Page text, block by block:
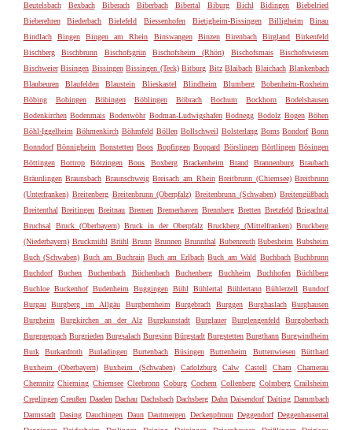
Beutelsbach
Bexbach Biberach Biberbach Bibertal Biburg Bichl Bidingen
Biebelried
Bieberehren
Biederbach Bielefeld Biessenhofen Bietigheim-Bissingen Billigheim
Binau
Bindlach
Bingen Bingen am Rhein Binswangen Binzen Birenbach Birgland
Birkenfeld
Bischberg
Bischbrunn Bischofsgrün Bischofsheim (Rhön) Bischofsmais
Bischofswiesen
Bischweier Bisingen Bissingen Bissingen (Teck) Bitburg Bitz Blaibach Blaichach Blankenbach
Blaubeuren
Blaufelden Blaustein Blieskastel Blindheim Blumberg
Bobenheim-Roxheim
Böbing
Bobingen Böbingen Böblingen Böbrach Bochum Bockhorn
Bodelshausen
Bodenkirchen Bodenmais Bodenwöhr Bodman-Ludwigshafen Bodnegg Bodolz Bogen Böhen
Böhl-Iggelheim Böhmenkirch Böhmfeld Böllen Bollschweil Bolsterlang Boms Bondorf Bonn
Bonndorf Bönnigheim Bonstetten Boos Bopfingen Boppard Börslingen Börtlingen Bösingen
Böttingen
Bottrop Bötzingen Bous Boxberg Brackenheim Brand Brannenburg
Braubach
Bräunlingen Braunsbach Braunschweig Breisach am Rhein Breitbrunn (Chiemsee) Breitbrunn
(Unterfranken) Breitenberg Breitenbrunn (Oberpfalz) Breitenbrunn (Schwaben) Breitengüßbach
Breitenthal Breitingen Breitnau Bremen Bremerhaven Brennberg Bretten Bretzfeld Brigachtal
Bruchsal
Bruck (Oberbayern) Bruck in der Oberpfalz Bruckberg (Mittelfranken) Bruckberg
(Niederbayern) Bruckmühl Brühl Brunn Brunnen Brunnthal Bubenreuth Bubesheim Bubsheim
Buch (Schwaben) Buch am Buchrain Buch am Erlbach Buch am Wald Buchbach Buchbrunn
Buchdorf
Buchen Buchenbach Büchenbach Buchenberg Buchheim Buchhofen
Büchlberg
Buchloe Buckenhof Budenheim Buggingen Bühl Bühlertal Bühlertann Bühlerzell
Bundorf
Burgau
Burgberg im Allgäu Burgbernheim Burgebrach Burggen Burghaslach
Burghausen
Burgheim
Burgkirchen an der Alz Burgkunstadt Burglauer Burglengenfeld
Burgoberbach
Burgpreppach Burgrieden Burgsalach Burgsinn Bürgstadt Burgstetten Burgthann Burgwindheim
Burk
Burkardroth Burladingen Burtenbach Büsingen Buttenheim Buttenwiesen
Bütthard
Buxheim (Oberbayern)
Buxheim (Schwaben) Cadolzburg Calw Castell Cham
Chamerau
Chemnitz Chieming Chiemsee Cleebronn Coburg Cochem Collenberg Colmberg Crailsheim
Creglingen Creußen Daaden Dachau Dachsbach Dachsberg Dahn Daisendorf Daiting Dammbach
Darmstadt Dasing Dauchingen Daun Dautmergen Deckenpfronn Deggendorf Deggenhausertal